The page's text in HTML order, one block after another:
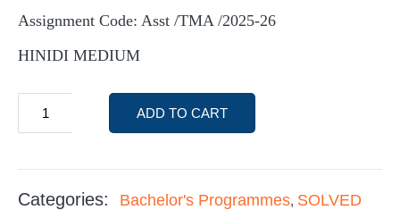
Assignment Code: Asst /TMA /2025-26
HINIDI MEDIUM
ADD TO CART
Categories: Bachelor's Programmes, SOLVED